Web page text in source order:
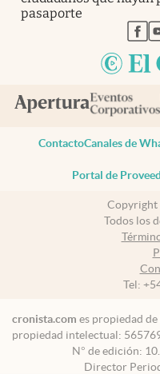
pasaporte
ContactoCanales de
Portal de
Copyright
Todos los
Tel:
cronista.com es propiedad
propiedad intelectual:
N° de edición:
Director